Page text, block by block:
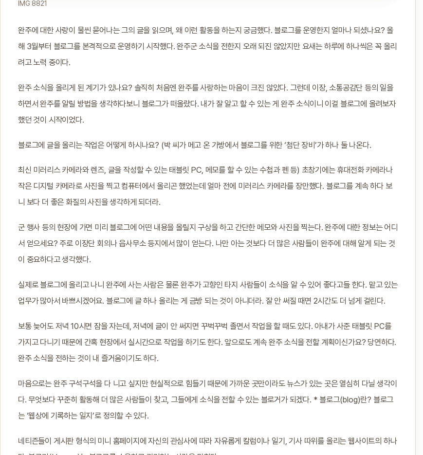
IMG 8821
완주에 대한 사랑이 물씬 묻어나는 그의 글을 읽으며, 왜 이런 활동을 하는지 궁금했다. 블로그를 운영한지 얼마나 되셨나요? 올
해 3월부터 블로그를 본격적으로 운영하기 시작했다. 완주군 소식을 전한지 오래 되진 않았지만 요새는 하루에 하나씩은 꼭 올리
려고 노력 중이다.
완주 소식을 올리게 된 계기가 있나요? 솔직히 처음엔 완주를 사랑하는 마음이 크진 않았다. 그런데 이장, 소통공감단 등의 일을
하면서 완주를 알릴 방법을 생각하다보니 블로그가 떠올랐다. 내가 잘 알고 할 수 있는 게 완주 소식이니 이걸 블로그에 올려보자
했던 것이 시작이었다.
블로그에 글을 올리는 작업은 어떻게 하시나요? (박 씨가 메고 온 가방에서 블로그를 위한 ‘첨단 장비’가 하나 둘 나온다.
최신 미러리스 카메라와 렌즈, 글을 작성할 수 있는 태블릿 PC, 메모를 할 수 있는 수첩과 펜 등) 초창기에는 휴대전화 카메라나
작은 디지털 카메라로 사진을 찍고 컴퓨터에서 올리곤 했었는데 얼마 전에 미러리스 카메라를 장만했다. 블로그를 계속 하다 보
니 보다 더 좋은 화질의 사진을 생각하게 되더라.
군 행사 등의 현장에 가면 미리 블로그에 어떤 내용을 올릴지 구상을 하고 간단한 메모와 사진을 찍는다. 완주에 대한 정보는 어디
서 얻으세요? 주로 이장단 회의나 읍사무소 등지에서 많이 얻는다. 나만 아는 것보다 더 많은 사람들이 완주에 대해 알게 되는 것
이 중요하다고 생각했다.
실제로 블로그에 올리고 나니 완주에 사는 사람은 물론 완주가 고향인 타지 사람들이 소식을 알 수 있어 좋다고들 한다. 맡고 있는
업무가 많아서 바쁘시겠어요. 블로그에 글 하나 올리는 게 금방 되는 것이 아니더라. 잘 안 써질 때면 2시간도 더 넘게 걸린다.
보통 늦어도 저녁 10시면 잠을 자는데, 저녁에 글이 안 써지면 꾸벅꾸벅 졸면서 작업을 할 때도 있다. 아내가 사준 태블릿 PC를
가지고 다니기 때문에 간혹 현장에서 실시간으로 작업을 하기도 한다. 앞으로도 계속 완주 소식을 전할 계획이신가요? 당연하다.
완주 소식을 전하는 것이 내 즐거움이기도 하다.
마음으로는 완주 구석구석을 다 니고 싶지만 현실적으로 힘들기 때문에 가까운 곳만이라도 뉴스가 있는 곳은 열심히 다닐 생각이
다. 무엇보다 꾸준히 활동해 더 많은 사람들이 찾고, 그들에게 소식을 전할 수 있는 블로거가 되겠다. * 블로그(blog)란? 블로그
는 ‘웹상에 기록하는 일지’로 정의할 수 있다.
네티즌들이 게시판 형식의 미니 홈페이지에 자신의 관심사에 따라 자유롭게 칼럼이나 일기, 기사 따위를 올리는 웹사이트의 하나